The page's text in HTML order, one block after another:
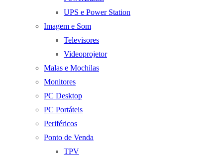
UPS e Power Station
Imagem e Som
Televisores
Videoprojetor
Malas e Mochilas
Monitores
PC Desktop
PC Portáteis
Periféricos
Ponto de Venda
TPV